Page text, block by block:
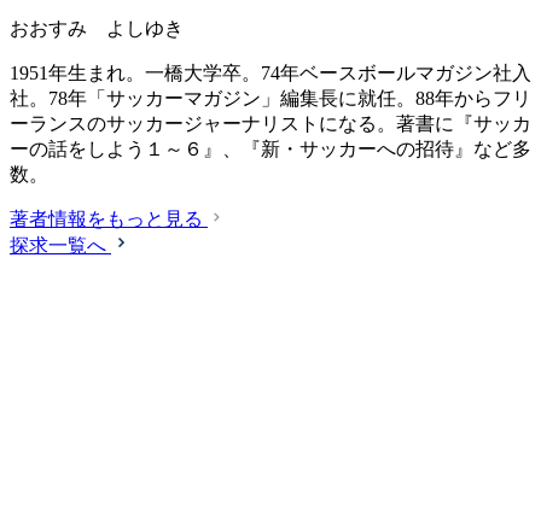
おおすみ よしゆき
1951年生まれ。一橋大学卒。74年ベースボールマガジン社入
社。78年「サッカーマガジン」編集長に就任。88年からフリ
ーランスのサッカージャーナリストになる。著書に『サッカ
ーの話をしよう１～６』、『新・サッカーへの招待』など多
数。
著者情報をもっと見る
探求一覧へ